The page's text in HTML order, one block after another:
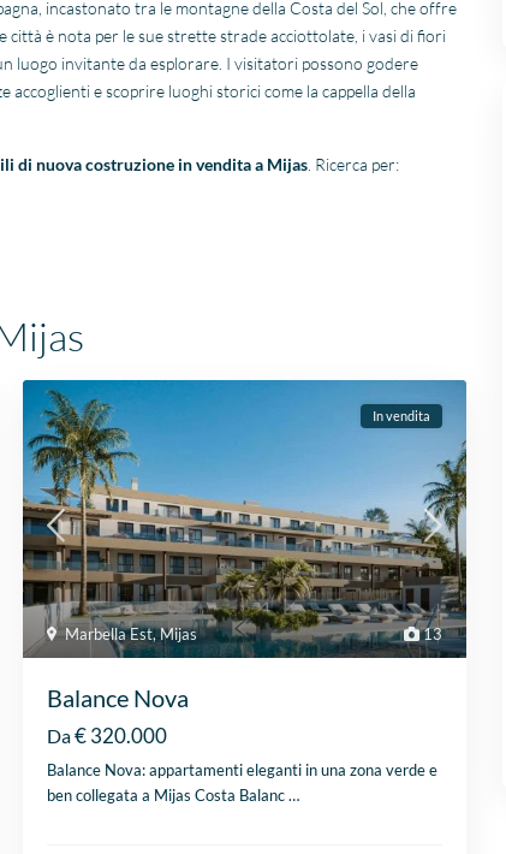
incastonato tra le montagne della Costa del Sol, che offre
è nota per le sue strette strade acciottolate, i vasi di fiori
luogo invitante da esplorare. I visitatori possono godere
accoglienti e scoprire luoghi storici come la cappella della
di nuova costruzione in vendita a Mijas . Ricerca per:
13
Marbella Est,Mijas
In vendita
Balance Nova
Da€ 320.000
Balance Nova: appartamenti eleganti in una zona verde e
ben collegata a Mijas Costa Balanc…
toen ik niet in Spanje
verliep de
Alles verliep
heeft alle vertrouwen meer
dan waar gemaakt. Na de
aankoop het hele proces
samen met Niels
ons. Ik kan IIS aan iedereen